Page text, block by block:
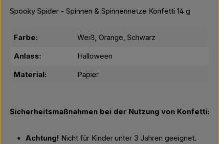
Spooky Spider - Spinnen & Spinnennetze Konfetti 14 g
Farbe: Weiß, Orange, Schwarz
Anlass: Halloween
Material: Papier
Sicherheitsmaßnahmen bei der Nutzung von Konfetti:
Achtung! Nicht für Kinder unter 3 Jahren geeignet.